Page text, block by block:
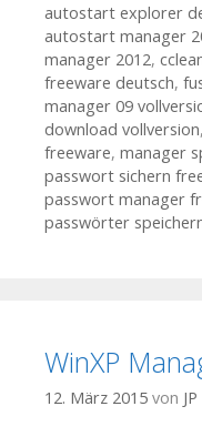
autostart explorer
autostart manager
manager 2012,
freeware deutsch,
manager 09
download vollversion,
freeware, manager
passwort sichern
passwort manager
passwörter
WinXP
12. März 2015 von JP